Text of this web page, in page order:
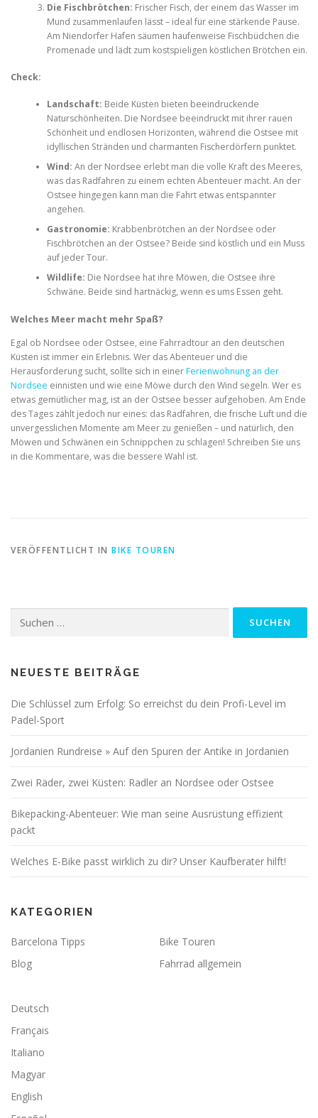
Die Fischbrötchen: Frischer Fisch, der einem das Wasser im
Mund zusammenlaufen lässt – ideal für eine stärkende Pause.
Am Niendorfer Hafen säumen haufenweise Fischbüdchen die
Promenade und lädt zum kostspieligen köstlichen Brötchen ein.
Check:
Landschaft: Beide Küsten bieten beeindruckende
Naturschönheiten. Die Nordsee beeindruckt mit ihrer rauen
Schönheit und endlosen Horizonten, während die Ostsee mit
idyllischen Stränden und charmanten Fischerdörfern punktet.
Wind: An der Nordsee erlebt man die volle Kraft des Meeres,
was das Radfahren zu einem echten Abenteuer macht. An der
Ostsee hingegen kann man die Fahrt etwas entspannter
angehen.
Gastronomie: Krabbenbrötchen an der Nordsee oder
Fischbrötchen an der Ostsee? Beide sind köstlich und ein Muss
auf jeder Tour.
Wildlife: Die Nordsee hat ihre Möwen, die Ostsee ihre
Schwäne. Beide sind hartnäckig, wenn es ums Essen geht.
Welches Meer macht mehr Spaß?
Egal ob Nordsee oder Ostsee, eine Fahrradtour an den deutschen
Küsten ist immer ein Erlebnis. Wer das Abenteuer und die
Herausforderung sucht, sollte sich in einerFerienwohnung an der
Nordsee einnisten und wie eine Möwe durch den Wind segeln. Wer es
etwas gemütlicher mag, ist an der Ostsee besser aufgehoben. Am Ende
des Tages zählt jedoch nur eines: das Radfahren, die frische Luft und die
unvergesslichen Momente am Meer zu genießen – und natürlich, den
Möwen und Schwänen ein Schnippchen zu schlagen! Schreiben Sie uns
in die Kommentare, was die bessere Wahl ist.
VERÖFFENTLICHT IN BIKE TOUREN
nach:
NEUESTE BEITRÄGE
Die Schlüssel zum Erfolg: So erreichst du dein Profi-Level im
Padel-Sport
Jordanien Rundreise » Auf den Spuren der Antike in Jordanien
Zwei Räder, zwei Küsten: Radler an Nordsee oder Ostsee
Bikepacking-Abenteuer: Wie man seine Ausrüstung effizient
packt
Welches E-Bike passt wirklich zu dir? Unser Kaufberater hilft!
KATEGORIEN
Barcelona Tipps
Bike Touren
Blog
Fahrrad allgemein
Deutsch
Français
Italiano
Magyar
English